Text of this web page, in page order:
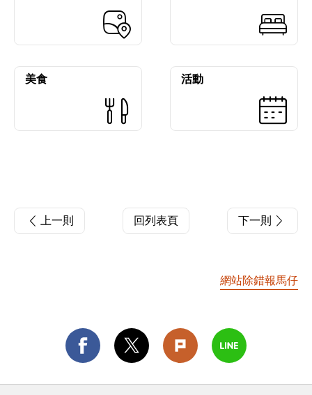
美食 活動
上一則 回列表頁 下一則
網站除錯報馬仔